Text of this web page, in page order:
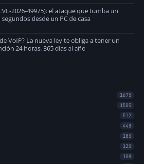
2026-49975): el ataque que tumba un
desde un PC de casa
VoIP? La nueva ley te obliga a tener un
24 horas, 365 días al año
1675
1505
512
448
183
120
108